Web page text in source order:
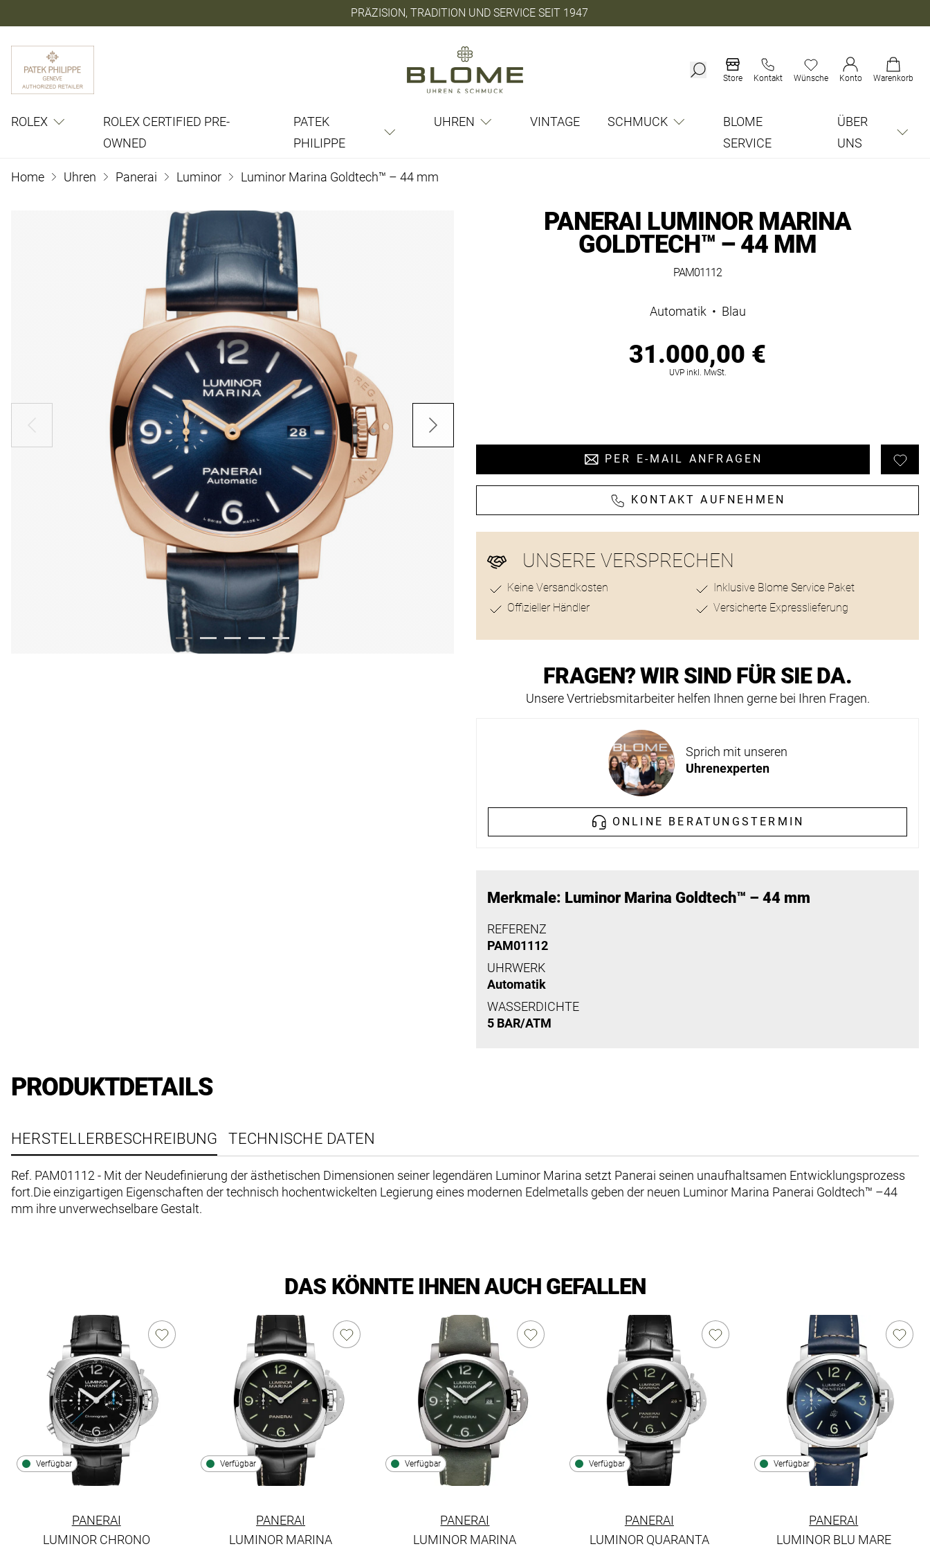
PRÄZISION, TRADITION UND SERVICE SEIT 1947
Store Kontakt Wünsche Konto Warenkorb
ROLEX
ROLEX CERTIFIED PRE-
OWNED
PATEK
PHILIPPE
UHREN VINTAGE SCHMUCK
BLOME
SERVICE
ÜBER
UNS
Home Uhren Panerai Luminor Luminor Marina Goldtech™ – 44 mm
PANERAI LUMINOR MARINA
GOLDTECH™ – 44 MM
PAM01112
Automatik • Blau
Preisinformationen31.000,00 €
UVP inkl. MwSt.
PER E-MAIL ANFRAGEN
KONTAKT AUFNEHMEN
UNSERE VERSPRECHEN
Keine Versandkosten
Inklusive Blome Service Paket
Offizieller Händler
Versicherte Expresslieferung
FRAGEN? WIR SIND FÜR SIE DA.
Unsere Vertriebsmitarbeiter helfen Ihnen gerne bei Ihren Fragen.
Sprich mit unseren
Uhrenexperten
ONLINE BERATUNGSTERMIN
Merkmale: Luminor Marina Goldtech™ – 44 mm
REFERENZ
PAM01112
UHRWERK
Automatik
WASSERDICHTE
5 BAR/ATM
PRODUKTDETAILS
HERSTELLERBESCHREIBUNG TECHNISCHE DATEN
Ref. PAM01112 - Mit der Neudefinierung der ästhetischen Dimensionen seiner legendären Luminor Marina setzt Panerai seinen unaufhaltsamen Entwicklungsprozess
fort.Die einzigartigen Eigenschaften der technisch hochentwickelten Legierung eines modernen Edelmetalls geben der neuen Luminor Marina Panerai Goldtech™ –44
mm ihre unverwechselbare Gestalt.
DAS KÖNNTE IHNEN AUCH GEFALLEN
Verfügbar
PANERAI
LUMINOR CHRONO
Verfügbar
PANERAI
LUMINOR MARINA
Verfügbar
PANERAI
LUMINOR MARINA
Verfügbar
PANERAI
LUMINOR QUARANTA
Verfügbar
PANERAI
LUMINOR BLU MARE